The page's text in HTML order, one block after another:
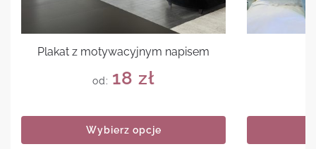
Plakat z motywacyjnym napisem
od: 18 zł
Wybierz opcje